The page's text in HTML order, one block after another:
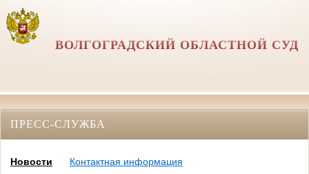
ВОЛГОГРАДСКИЙ ОБЛАСТНОЙ СУД
ПРЕСС-СЛУЖБА
Новости
Контактная информация